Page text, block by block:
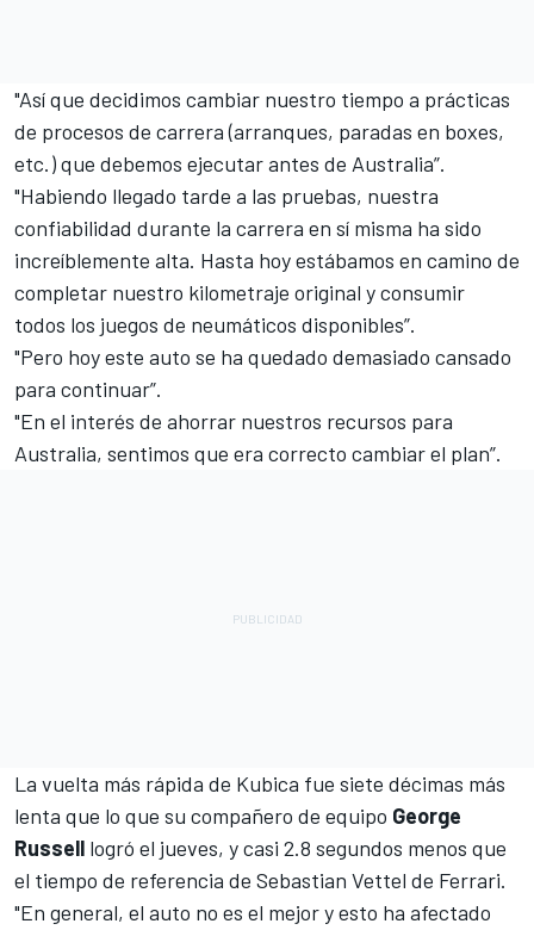
"Así que decidimos cambiar nuestro tiempo a prácticas
de procesos de carrera (arranques, paradas en boxes,
etc.) que debemos ejecutar antes de Australia”.
"Habiendo llegado tarde a las pruebas, nuestra
confiabilidad durante la carrera en sí misma ha sido
increíblemente alta. Hasta hoy estábamos en camino de
completar nuestro kilometraje original y consumir
todos los juegos de neumáticos disponibles”.
"Pero hoy este auto se ha quedado demasiado cansado
para continuar”.
"En el interés de ahorrar nuestros recursos para
Australia, sentimos que era correcto cambiar el plan”.
La vuelta más rápida de Kubica fue siete décimas más
lenta que lo que su compañero de equipo George
Russell logró el jueves, y casi 2.8 segundos menos que
el tiempo de referencia de Sebastian Vettel de Ferrari.
"En general, el auto no es el mejor y esto ha afectado